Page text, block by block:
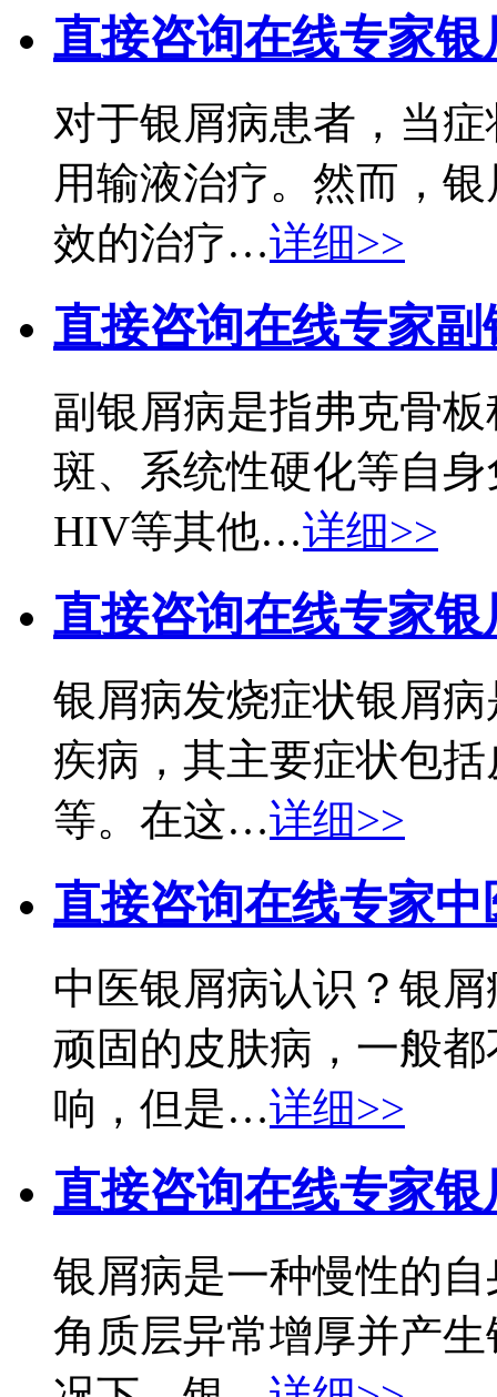
直接咨询在线专家银
对于银屑病患者，当
用输液治疗。然而，
效的治疗…详细>>
直接咨询在线专家副
副银屑病是指弗克骨
斑、系统性硬化等自
HIV等其他…详细>>
直接咨询在线专家银
银屑病发烧症状银屑
疾病，其主要症状包
等。在这…详细>>
直接咨询在线专家中
中医银屑病认识？银
顽固的皮肤病，一般
响，但是…详细>>
直接咨询在线专家银
银屑病是一种慢性的
角质层异常增厚并产